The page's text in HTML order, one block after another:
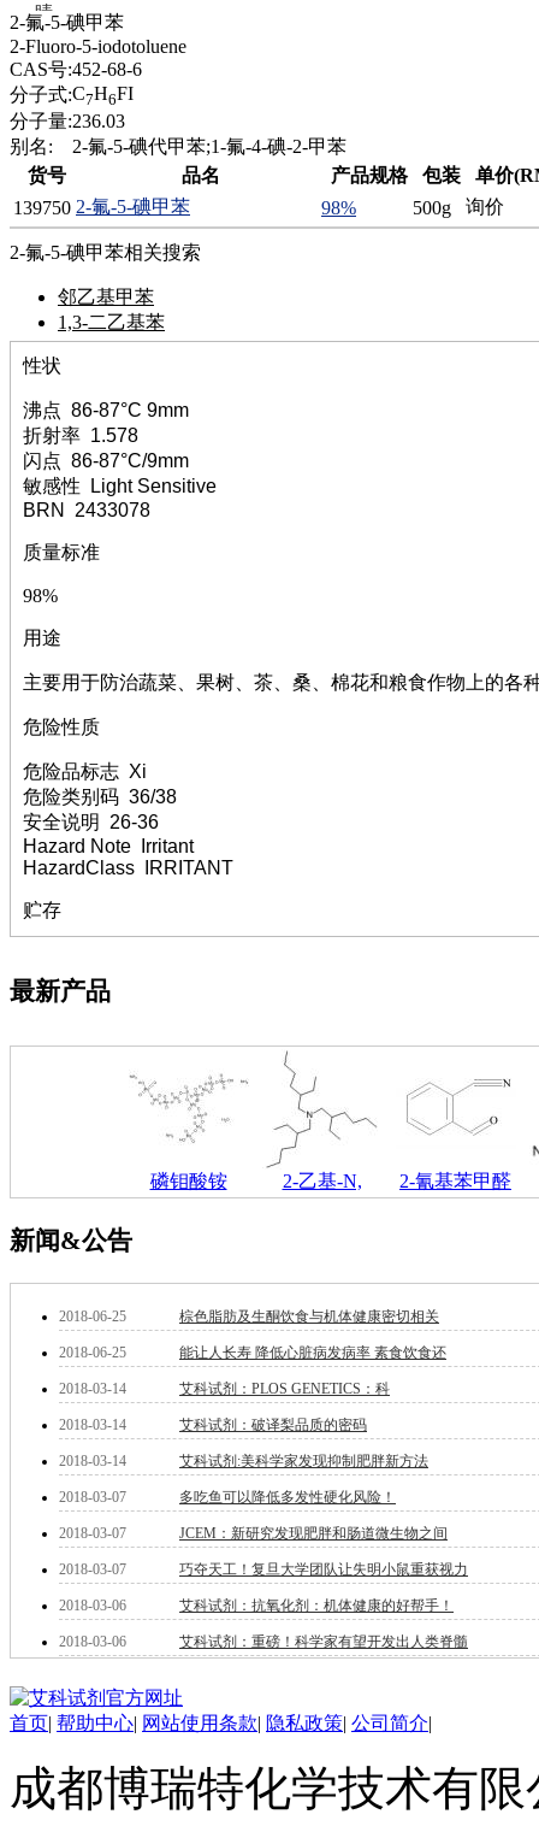
腈
精
肼
醌
蜡
锂
啉
磷
膦
硫
铝
氯
镁
锰
硅烷
林
醚
脒
钠
钼
萘
脲
宁
铍
嘌呤
其它
嗪
醛
炔
噻吩
筛
砷
石
锶
松
酸
铁
铜
酮
钨
硒
溴
盐
锗
脂
材料科学
替代能源
金属和陶瓷科学
微米/纳米电子材
2-氟-5-碘甲苯
2-Fluoro-5-iodotoluene
CAS号:452-68-6
分子式:C7H6FI
分子量:236.03
别名:
2-氟-5-碘代甲苯;1-氟-4-碘-2-甲苯
货号
品名 产品规格 包装
单价
139750 2-氟-5-碘甲苯 98% 500g 询价
性状
沸点 86-87°C 9mm
折射率 1.578
闪点 86-87°C/9mm
敏感性 Light Sensitive
BRN 2433078
质量标准
98%
用途
主要用于防治蔬菜、果树、茶、桑、棉花和粮食作物上的各
危险性质
危险品标志 Xi
危险类别码 36/38
安全说明 26-36
Hazard Note Irritant
HazardClass IRRITANT
贮存
2-氟-5-碘甲苯相关搜索
邻乙基甲苯
1,3-二乙基苯
最新产品
磷钼酸铵 2-乙基-N, 2-氰基苯甲醛
新闻&公告
2018-06-25 棕色脂肪及生酮饮食与机体健康密切相关
2018-06-25 能让人长寿 降低心脏病发病率 素食饮食还
2018-03-14 艾科试剂：PLOS GENETICS：科
2018-03-14 艾科试剂：破译梨品质的密码
2018-03-14 艾科试剂:美科学家发现抑制肥胖新方法
2018-03-07 多吃鱼可以降低多发性硬化风险！
2018-03-07 JCEM：新研究发现肥胖和肠道微生物之间
2018-03-07 巧夺天工！复旦大学团队让失明小鼠重获视力
2018-03-06 艾科试剂：抗氧化剂：机体健康的好帮手！
2018-03-06 艾科试剂：重磅！科学家有望开发出人类脊髓
首页| 帮助中心| 网站使用条款| 隐私政策| 公司简介|
成都博瑞特化学技术有